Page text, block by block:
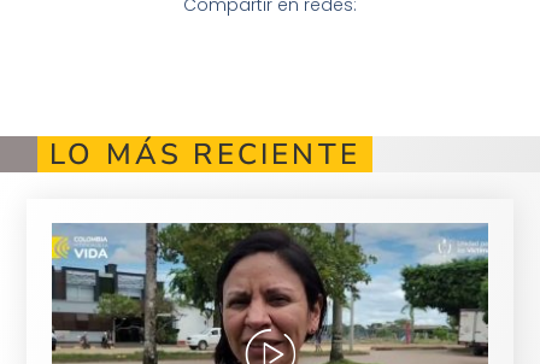
Compartir en redes:
LO MÁS RECIENTE